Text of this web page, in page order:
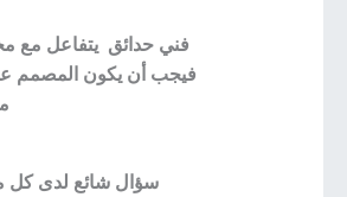
فني حدائق يتفاعل مع
فيجب أن يكون المصمم
سؤال شائع لدى كل